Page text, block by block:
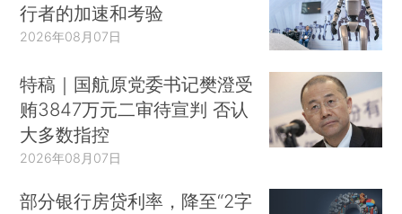
行者的加速和考验
2026年08月07日
特稿｜国航原党委书记樊澄受
贿3847万元二审待宣判 否认
大多数指控
2026年08月07日
部分银行房贷利率，降至“2字